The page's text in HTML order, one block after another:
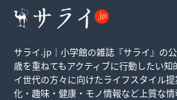
サライ.jp｜小学館の雑誌『サライ』の公
歳を重ねてもアクティブに行動したい
イ世代の方々に向けたライフスタイル
化・趣味・健康・モノ情報など上質な情